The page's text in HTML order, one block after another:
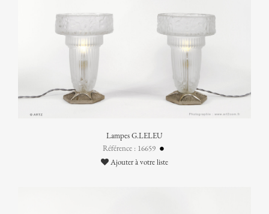
Lampes G.LELEU
Référence : 16659
Ajouter à votre liste